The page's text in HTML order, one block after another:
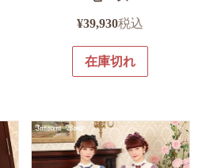
¥39,930税込
在庫切れ